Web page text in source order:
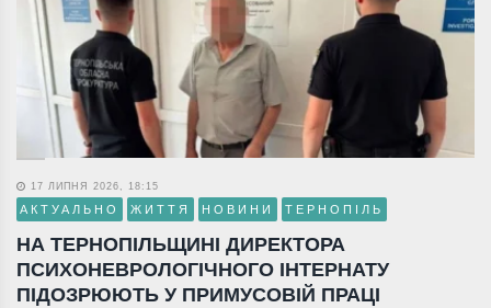
17 ЛИПНЯ 2026, 18:15
АКТУАЛЬНО ЖИТТЯ НОВИНИ ТЕРНОПІЛЬ
НА ТЕРНОПІЛЬЩИНІ ДИРЕКТОРА
ПСИХОНЕВРОЛОГІЧНОГО ІНТЕРНАТУ
ПІДОЗРЮЮТЬ У ПРИМУСОВІЙ ПРАЦІ